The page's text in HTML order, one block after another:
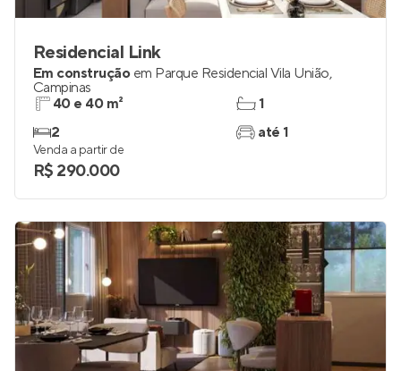
Residencial Link
Em construção em Parque Residencial Vila União,
Campinas
40 e 40 m²
2
1
até 1
Venda a partir de
R$ 290.000